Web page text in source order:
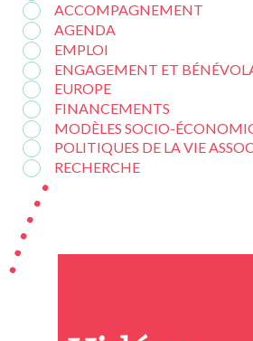
ACCOMPAGNEMENT
AGENDA
EMPLOI
ENGAGEMENT ET
EUROPE
FINANCEMENTS
MODÈLES SOCIO-
POLITIQUES DE LA VIE
RECHERCHE